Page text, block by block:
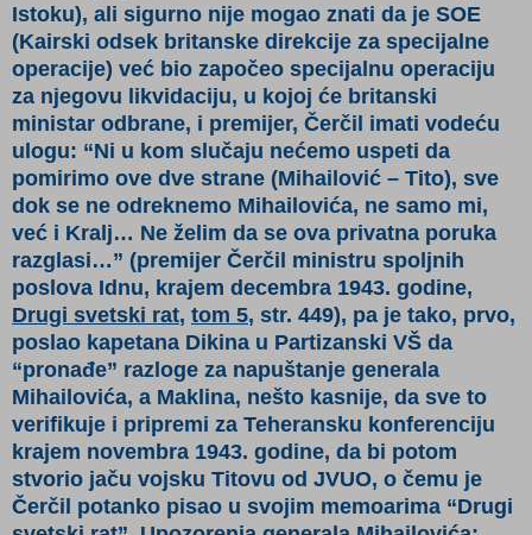
Istoku), ali sigurno nije mogao znati da je SOE
(Kairski odsek britanske direkcije za specijalne
operacije) već bio započeo specijalnu operaciju
za njegovu likvidaciju, u kojoj će britanski
ministar odbrane, i premijer, Čerčil imati vodeću
ulogu: “Ni u kom slučaju nećemo uspeti da
pomirimo ove dve strane (Mihailović – Tito), sve
dok se ne odreknemo Mihailovića, ne samo mi,
već i Kralj… Ne želim da se ova privatna poruka
razglasi…” (premijer Čerčil ministru spoljnih
poslova Idnu, krajem decembra 1943. godine,
Drugi svetski rat, tom 5, str. 449), pa je tako, prvo,
poslao kapetana Dikina u Partizanski VŠ da
“pronađe” razloge za napuštanje generala
Mihailovića, a Maklina, nešto kasnije, da sve to
verifikuje i pripremi za Teheransku konferenciju
krajem novembra 1943. godine, da bi potom
stvorio jaču vojsku Titovu od JVUO, o čemu je
Čerčil potanko pisao u svojim memoarima “Drugi